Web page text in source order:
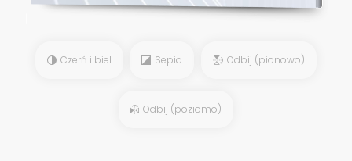
Czerń i biel Sepia Odbij (pionowo)
Odbij (poziomo)